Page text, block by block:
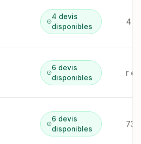
4 devis
disponibles
4
6 devis
disponibles
r
6 devis
disponibles
73